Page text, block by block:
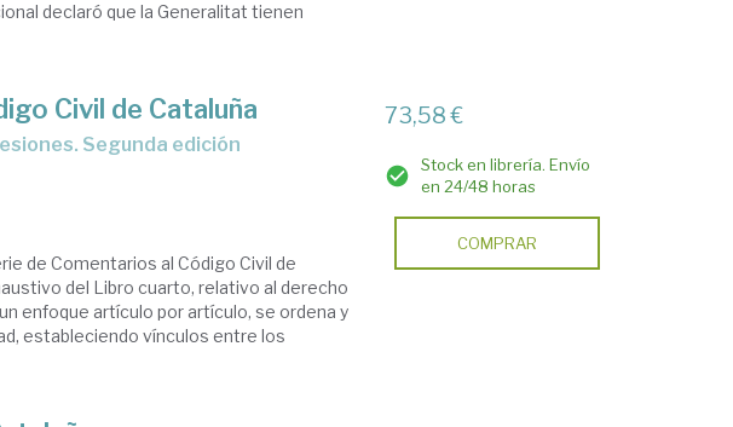
declaró que la Generalitat tienen
Civil de Cataluña
de Comentarios al Código Civil de
del Libro cuarto, relativo al derecho
enfoque artículo por artículo, se ordena y
estableciendo vínculos entre los
73,58 €
Stock en librería. Envío
en 24/48 horas
COMPRAR